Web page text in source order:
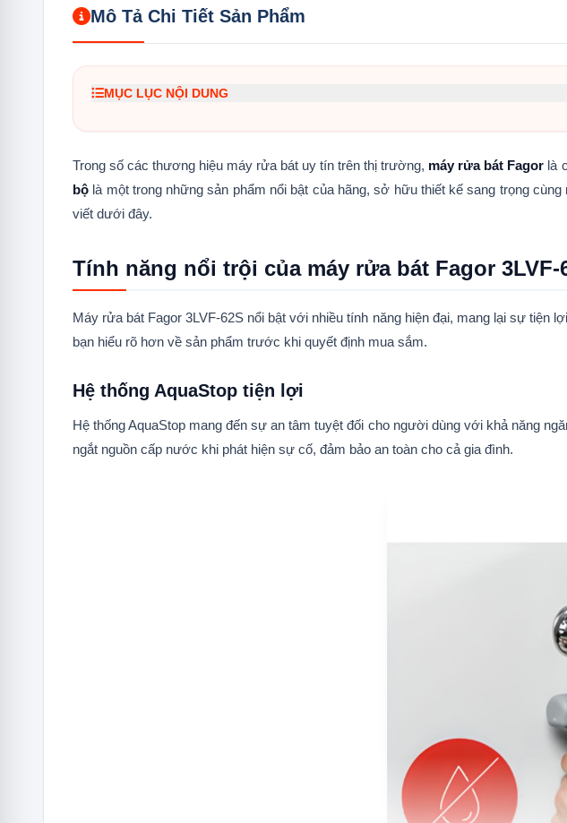
Mô Tả Chi Tiết Sản Phẩm
MỤC LỤC NỘI DUNG
1.1 Hệ thống AquaStop tiện lợi
1.2Làm khô tăng cường
1.4Tráng tăng cường
1.8Tiêu chuẩn tiết kiệm năng lượng A++
1.9OptiSpace13
Trong số các thương hiệu máy rửa bát uy tín trên thị trường, máy rửa bát Fagor là
bộ là một trong những sản phẩm nổi bật của hãng, sở hữu thiết kế sang trọng
viết dưới đây.
Tính năng nổi trội của máy rửa bát Fagor 3LVF-
Máy rửa bát Fagor 3LVF-62S nổi bật với nhiều tính năng hiện đại, mang lại sự
bạn hiểu rõ hơn về sản phẩm trước khi quyết định mua sắm.
Hệ thống AquaStop tiện lợi
Hệ thống AquaStop mang đến sự an tâm tuyệt đối cho người dùng với khả năng
ngắt nguồn cấp nước khi phát hiện sự cố, đảm bảo an toàn cho cả gia đình.